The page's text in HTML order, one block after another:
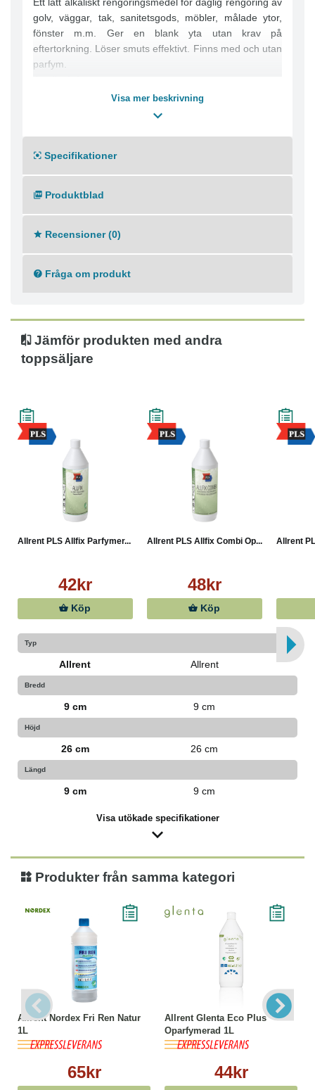
golv, väggar, tak, sanitetsgods, möbler, målade ytor,
fönster m.m. Ger en blank yta utan krav på
eftertorkning. Löser smuts effektivt. Finns med och utan
parfym.
Ett lätt alkaliskt rengöringsmedel för daglig rengöring av
golv, väggar, tak, sanitetsgods, möbler, målade ytor,
Endast för professionell användning
Egenskaper:
Hållbarhet Månad 36
Visa mer beskrivning
Specifikationer
Produktblad
Recensioner (0)
Fråga om produkt
Jämför produkten med andra
toppsäljare
Allrent PLS Allfix Parfymer...
42kr
Köp
Allrent PLS Allfix Combi Op...
48kr
Köp
Allrent
Typ
Allrent Allrent
Bredd
9 cm 9 cm
Höjd
26 cm 26 cm
Längd
9 cm 9 cm
Visa utökade specifikationer
Produkter från samma kategori
Allrent Nordex Fri Ren Natur
1L
65kr
Allrent Glenta Eco Plus
Oparfymerad 1L
44kr